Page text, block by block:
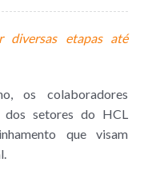
diversas etapas até
os colaboradores
dos setores do HCL
que visam